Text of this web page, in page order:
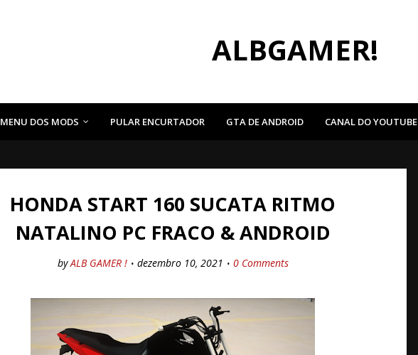
ALBGAMER!
MENU DOS MODS PULAR ENCURTADOR GTA DE ANDROID CANAL DO YOUTUBE
HONDA START 160 SUCATA RITMO
NATALINO PC FRACO & ANDROID
by ALB GAMER ! dezembro 10, 2021 0 Comments